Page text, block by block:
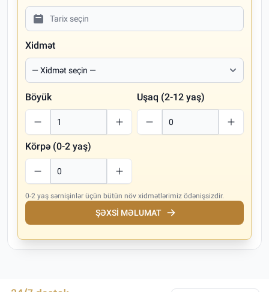
Xidmət
Böyük Uşaq (2-12 yaş)
Körpə (0-2 yaş)
0-2 yaş sərnişinlər üçün bütün növ xidmətlərimiz ödənişsizdir.
ŞƏXSI MƏLUMAT